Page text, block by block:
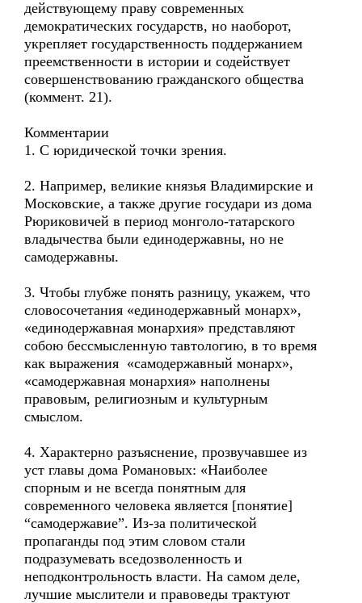
действующему праву современных
демократических государств, но наоборот,
укрепляет государственность поддержанием
преемственности в истории и содействует
совершенствованию гражданского общества
(коммент. 21).
Комментарии
1. С юридической точки зрения.
2. Например, великие князья Владимирские и
Московские, а также другие государи из дома
Рюриковичей в период монголо-татарского
владычества были единодержавны, но не
самодержавны.
3. Чтобы глубже понять разницу, укажем, что
словосочетания «единодержавный монарх»,
«единодержавная монархия» представляют
собою бессмысленную тавтологию, в то время
как выражения «самодержавный монарх»,
«самодержавная монархия» наполнены
правовым, религиозным и культурным
смыслом.
4. Характерно разъяснение, прозвучавшее из
уст главы дома Романовых: «Наиболее
спорным и не всегда понятным для
современного человека является [понятие]
“самодержавие”. Из-за политической
пропаганды под этим словом стали
подразумевать вседозволенность и
неподконтрольность власти. На самом деле,
лучшие мыслители и правоведы трактуют